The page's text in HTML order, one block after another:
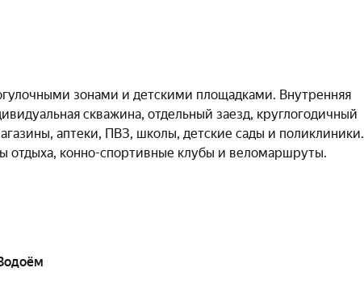
зонами и детскими площадками. Внутренняя
скважина, отдельный заезд, круглогодичный
аптеки, ПВЗ, школы, детские сады и поликлиники.
отдыха, конно-спортивные клубы и веломаршруты.